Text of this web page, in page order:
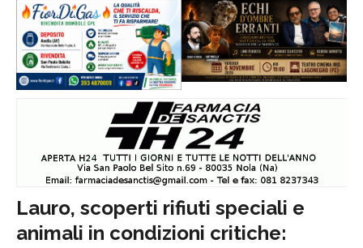
Lauro, scoperti rifiuti speciali e
animali in condizioni critiche: